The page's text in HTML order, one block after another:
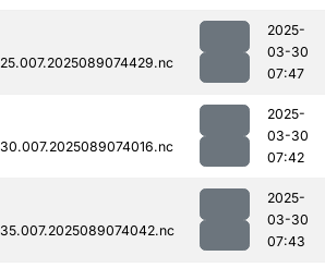
2025-
03-30
07:47
2025-
03-30
07:42
2025-
03-30
07:43